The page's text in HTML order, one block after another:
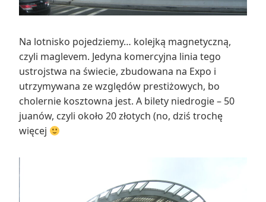
Na lotnisko pojedziemy… kolejką magnetyczną,
czyli maglevem. Jedyna komercyjna linia tego
ustrojstwa na świecie, zbudowana na Expo i
utrzymywana ze względów prestiżowych, bo
cholernie kosztowna jest. A bilety niedrogie – 50
juanów, czyli około 20 złotych (no, dziś trochę
więcej